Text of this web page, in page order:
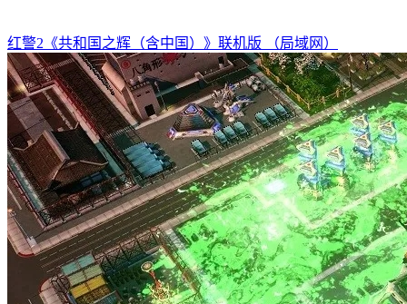
红警2《共和国之辉（含中国）》联机版 （局域网）